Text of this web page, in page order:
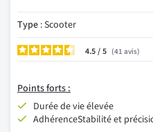
Type : Scooter
4.5/ 41 avis
Points forts :
Durée de vie élevée
AdhérenceStabilité et